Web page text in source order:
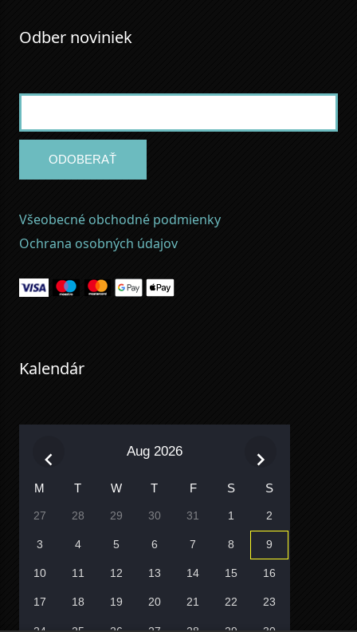
Odber noviniek
ODOBERAŤ
Všeobecné obchodné podmienky
Ochrana osobných údajov
Kalendár
Aug 2026
M T W T F S S
27 28 29 30 31 1 2
3 4 5 6 7 8 9
10 11 12 13 14 15 16
17 18 19 20 21 22 23